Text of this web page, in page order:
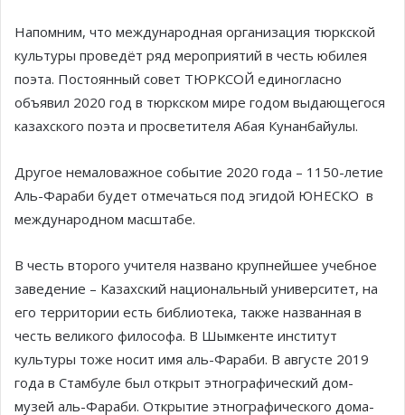
Напомним, что международная организация тюркской
культуры проведёт ряд мероприятий в честь юбилея
поэта. Постоянный совет ТЮРКСОЙ единогласно
объявил 2020 год в тюркском мире годом выдающегося
казахского поэта и просветителя Абая Кунанбайулы.
Другое немаловажное событие 2020 года – 1150-летие
Аль-Фараби будет отмечаться под эгидой ЮНЕСКО в
международном масштабе.
В честь второго учителя названо крупнейшее учебное
заведение – Казахский национальный университет, на
его территории есть библиотека, также названная в
честь великого философа. В Шымкенте институт
культуры тоже носит имя аль-Фараби. В августе 2019
года в Стамбуле был открыт этнографический дом-
музей аль-Фараби. Открытие этнографического дома-